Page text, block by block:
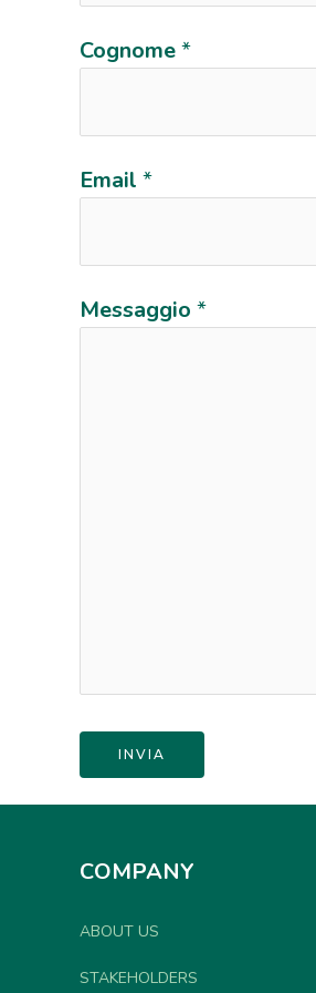
Cognome*
Email *
Messaggio *
COMPANY
ABOUT US
STAKEHOLDERS